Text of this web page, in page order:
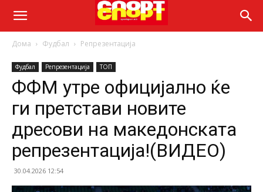
Дома Фудбал Репрезентација
Фудбал Репрезентација ТОП
ФФМ утре официјално ќе
ги претстави новите
дресови на македонската
репрезентација!(ВИДЕО)
30.04.2026 12:54